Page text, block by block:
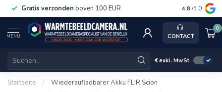
Gratis verzonden boven 100 EUR Service,
4.8 /5.0
MENU CONTACT
0
€exkl. MwSt.
Startseite / Wiederaufladbarer Akku FLIR Scion